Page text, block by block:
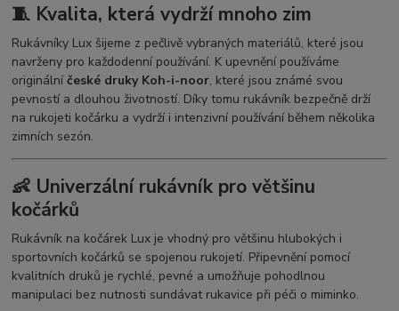
🧵 Kvalita, která vydrží mnoho zim
Rukávníky Lux šijeme z pečlivě vybraných materiálů, které jsou
navrženy pro každodenní používání. K upevnění používáme
originálníčeské druky Koh-i-noor, které jsou známé svou
pevností a dlouhou životností. Díky tomu rukávník bezpečně drží
na rukojeti kočárku a vydrží i intenzivní používání během několika
zimních sezón.
👶 Univerzální rukávník pro většinu
kočárků
Rukávník na kočárek Lux je vhodný pro většinu hlubokých i
sportovních kočárků se spojenou rukojetí. Připevnění pomocí
kvalitních druků je rychlé, pevné a umožňuje pohodlnou
manipulaci bez nutnosti sundávat rukavice při péči o miminko.